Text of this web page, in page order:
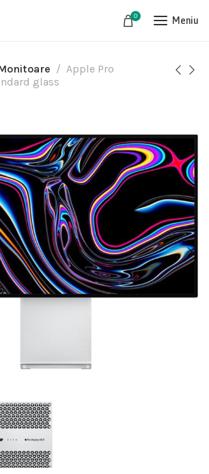
0 Meniu
Apple Pro
glass